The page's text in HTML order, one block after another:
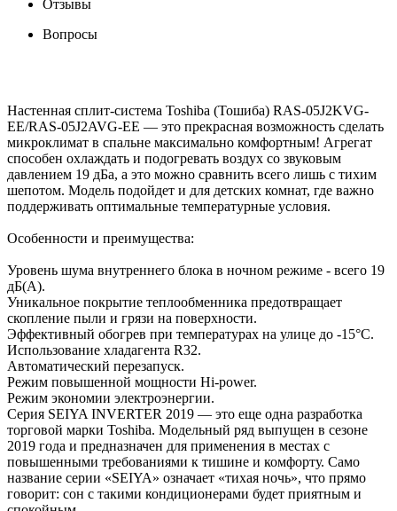
Отзывы
Вопросы
Настенная сплит-система Toshiba (Тошиба) RAS-05J2KVG-
EE/RAS-05J2AVG-EE — это прекрасная возможность сделать
микроклимат в спальне максимально комфортным! Агрегат
способен охлаждать и подогревать воздух со звуковым
давлением 19 дБа, а это можно сравнить всего лишь с тихим
шепотом. Модель подойдет и для детских комнат, где важно
поддерживать оптимальные температурные условия.
Особенности и преимущества:
Уровень шума внутреннего блока в ночном режиме - всего 19
дБ(А).
Уникальное покрытие теплообменника предотвращает
скопление пыли и грязи на поверхности.
Эффективный обогрев при температурах на улице до -15°С.
Использование хладагента R32.
Автоматический перезапуск.
Режим повышенной мощности Hi-power.
Режим экономии электроэнергии.
Серия SEIYA INVERTER 2019 — это еще одна разработка
торговой марки Toshiba. Модельный ряд выпущен в сезоне
2019 года и предназначен для применения в местах с
повышенными требованиями к тишине и комфорту. Само
название серии «SEIYA» означает «тихая ночь», что прямо
говорит: сон с такими кондиционерами будет приятным и